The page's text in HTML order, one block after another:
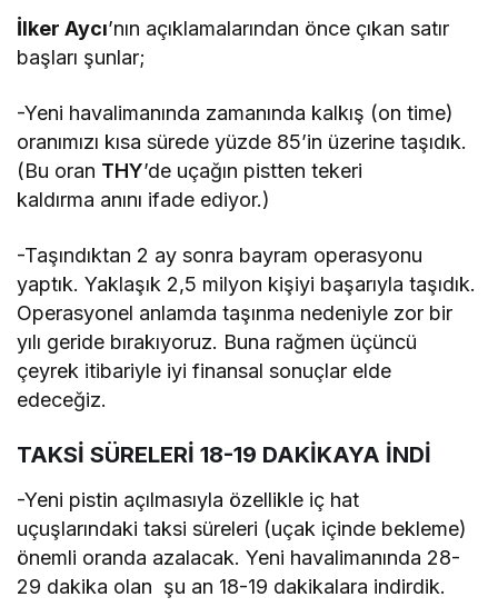
İlker Aycı’nın açıklamalarından önce çıkan satır
başları şunlar;
-Yeni havalimanında zamanında kalkış (on time)
oranımızı kısa sürede yüzde 85’in üzerine taşıdık.
(Bu oran THY’de uçağın pistten tekeri
kaldırma anını ifade ediyor.)
-Taşındıktan 2 ay sonra bayram operasyonu
yaptık. Yaklaşık 2,5 milyon kişiyi başarıyla taşıdık.
Operasyonel anlamda taşınma nedeniyle zor bir
yılı geride bırakıyoruz. Buna rağmen üçüncü
çeyrek itibariyle iyi finansal sonuçlar elde
edeceğiz.
TAKSİ SÜRELERİ 18-19 DAKİKAYA İNDİ
-Yeni pistin açılmasıyla özellikle iç hat
uçuşlarındaki taksi süreleri (uçak içinde bekleme)
önemli oranda azalacak. Yeni havalimanında 28-
29 dakika olan şu an 18-19 dakikalara indirdik.